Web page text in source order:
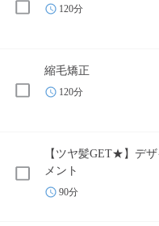
120分
縮毛矯正
120分
【ツヤ髪GET★】デ
メント
90分